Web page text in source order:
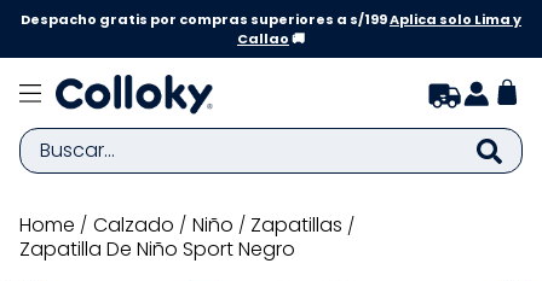
Despacho gratis por compras superiores a s/199Aplica solo Lima y
Callao🚚
Buscar...
calzado niño
zapatillas
Zapatilla De Niño Sport Negro
TÉRMINOS MÁS BUSCADOS
1.
zapatillas niña